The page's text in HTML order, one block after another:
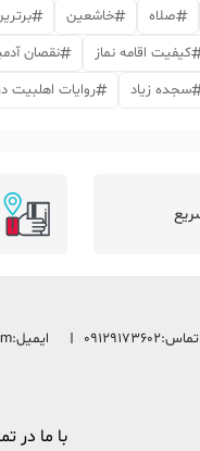
صلاه خاشعین
کیفیت اقامه نماز نقصان
سجده زیاد روایات اهلبیت
تماس:09129173602 ایمیل:
با ما در